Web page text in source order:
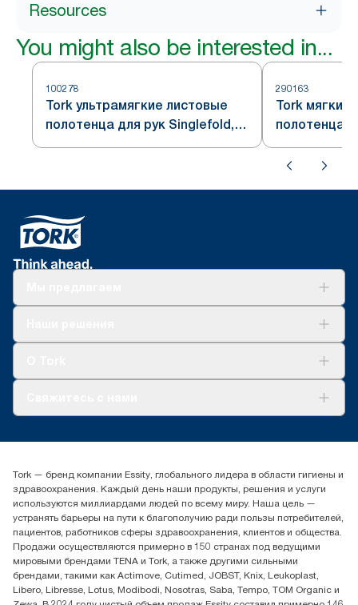
Resources
You might also be interested in...
100278
Tork ультрамягкие листовые
полотенца для рук Singlefold,
белые, система H3
290163
Tork мягкие
полотенца
белые,
(+7) 777 779 0095
Контакты на рынках СНГ
ООО «Эссити», Представительство в Казахстане Пр.
Достык, 210, 2 блок, 3 этаж,
офис №32 050051, г.
Алматы, Казахстан
Tork — бренд компании Essity, глобального лидера в области гигиены и
здравоохранения. Каждый день наши продукты, решения и услуги
используются миллиардами людей по всему миру. Наша цель —
устранять барьеры на пути к благополучию ради пользы потребителей,
пациентов, работников сферы здравоохранения, клиентов и общества.
Продажи осуществляются примерно в 150 странах под ведущими
мировыми брендами TENA и Tork, а также другими сильными
брендами, такими как Actimove, Cutimed, JOBST, Knix, Leukoplast,
Libero, Libresse, Lotus, Modibodi, Nosotras, Saba, Tempo, TOM Organic и